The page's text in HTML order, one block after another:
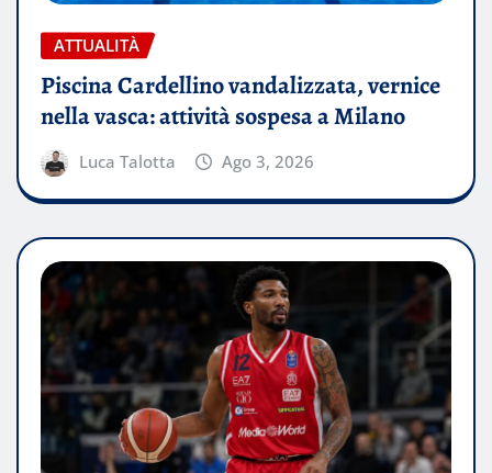
ATTUALITÀ
Piscina Cardellino vandalizzata, vernice
nella vasca: attività sospesa a Milano
Luca Talotta Ago 3, 2026